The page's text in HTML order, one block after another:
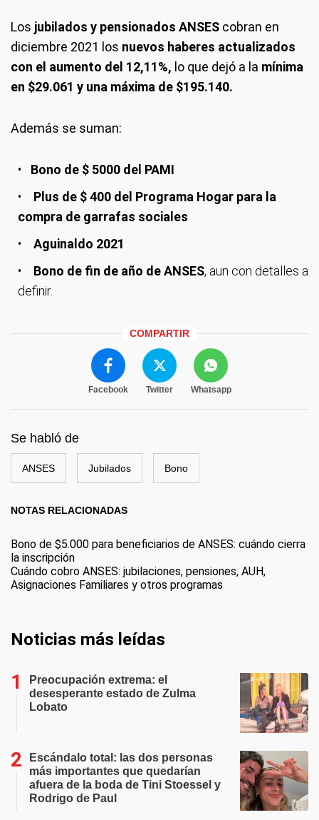
Los jubilados y pensionados ANSES cobran en
diciembre 2021 los nuevos haberes actualizados
con el aumento del 12,11%, lo que dejó a la mínima
en $29.061 y una máxima de $195.140.
Además se suman:
Bono de $ 5000 del PAMI
Plus de $ 400 del Programa Hogar para la
compra de garrafas sociales
Aguinaldo 2021
Bono de fin de año de ANSES, aun con detalles a
definir.
COMPARTIR
Facebook Twitter Whatsapp
Se habló de
ANSES Jubilados Bono
NOTAS RELACIONADAS
Bono de $5.000 para beneficiarios de ANSES: cuándo cierra
la inscripción
Cuándo cobro ANSES: jubilaciones, pensiones, AUH,
Asignaciones Familiares y otros programas
Noticias más leídas
Preocupación extrema: el
desesperante estado de Zulma
Lobato
Escándalo total: las dos personas
más importantes que quedarían
afuera de la boda de Tini Stoessel y
Rodrigo de Paul